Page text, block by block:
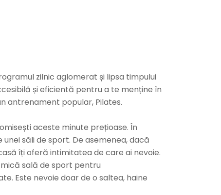
zilnic aglomerat și lipsa timpului
și eficientă pentru a te menține în
antrenament popular, Pilates.
aceste minute prețioase. În
săli de sport. De asemenea, dacă
îți oferă intimitatea de care ai nevoie.
sală de sport pentru
Este nevoie doar de o saltea, haine